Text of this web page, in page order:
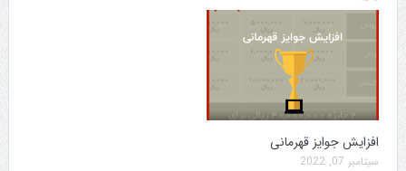
افزایش جوایز قهرمانی
سپتامبر 07, 2022